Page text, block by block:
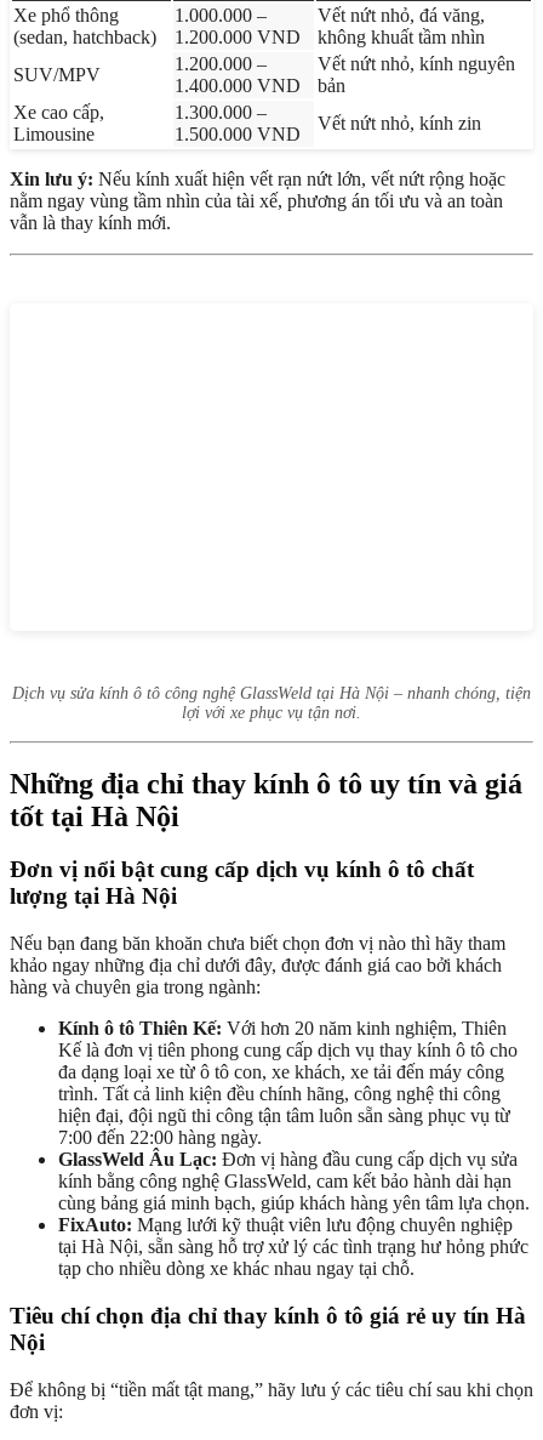
Xe phổ thông
(sedan, hatchback)
1.000.000 –
1.200.000 VND
Vết nứt nhỏ, đá văng,
không khuất tầm nhìn
SUV/MPV
1.200.000 –
1.400.000 VND
Vết nứt nhỏ, kính nguyên
bản
Xe cao cấp,
Limousine
1.300.000 –
1.500.000 VND
Vết nứt nhỏ, kính zin
Xin lưu ý: Nếu kính xuất hiện vết rạn nứt lớn, vết nứt rộng hoặc
nằm ngay vùng tầm nhìn của tài xế, phương án tối ưu và an toàn
vẫn là thay kính mới.
Dịch vụ sửa kính ô tô công nghệ GlassWeld tại Hà Nội – nhanh chóng, tiện
lợi với xe phục vụ tận nơi.
Những địa chỉ thay kính ô tô uy tín và giá
tốt tại Hà Nội
Đơn vị nổi bật cung cấp dịch vụ kính ô tô chất
lượng tại Hà Nội
Nếu bạn đang băn khoăn chưa biết chọn đơn vị nào thì hãy tham
khảo ngay những địa chỉ dưới đây, được đánh giá cao bởi khách
hàng và chuyên gia trong ngành:
Kính ô tô Thiên Kế: Với hơn 20 năm kinh nghiệm, Thiên
Kế là đơn vị tiên phong cung cấp dịch vụ thay kính ô tô cho
đa dạng loại xe từ ô tô con, xe khách, xe tải đến máy công
trình. Tất cả linh kiện đều chính hãng, công nghệ thi công
hiện đại, đội ngũ thi công tận tâm luôn sẵn sàng phục vụ từ
7:00 đến 22:00 hàng ngày.
GlassWeld Âu Lạc: Đơn vị hàng đầu cung cấp dịch vụ sửa
kính bằng công nghệ GlassWeld, cam kết bảo hành dài hạn
cùng bảng giá minh bạch, giúp khách hàng yên tâm lựa chọn.
FixAuto: Mạng lưới kỹ thuật viên lưu động chuyên nghiệp
tại Hà Nội, sẵn sàng hỗ trợ xử lý các tình trạng hư hỏng phức
tạp cho nhiều dòng xe khác nhau ngay tại chỗ.
Tiêu chí chọn địa chỉ thay kính ô tô giá rẻ uy tín Hà
Nội
Để không bị “tiền mất tật mang,” hãy lưu ý các tiêu chí sau khi chọn
đơn vị: